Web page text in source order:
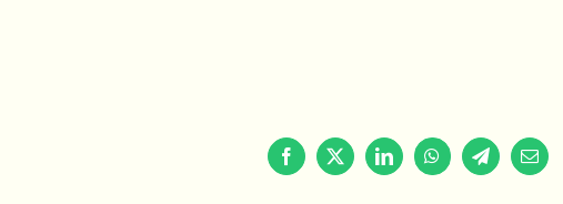
Facebook
X LinkedInWhatsAppTelegramEmail